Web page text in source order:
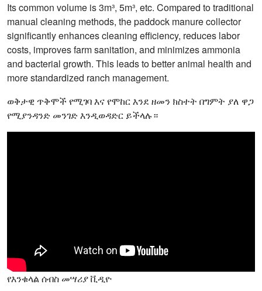
Its common volume is 3m³, 5m³, etc. Compared to traditional
manual cleaning methods, the paddock manure collector
significantly enhances cleaning efficiency, reduces labor
costs, improves farm sanitation, and minimizes ammonia
and bacterial growth. This leads to better animal health and
more standardized ranch management.
ወቅታዊ ጥቅሞች የሚገባ እና የሞከር እንደ ዘመን ክስተት በግምት ያለ ዋጋ
የሚያንዳንድ መንገድ እንዲወዳድር ይችላሉ።
የእንቁላል ሰብስ መሣሪያ ቪዲዮ